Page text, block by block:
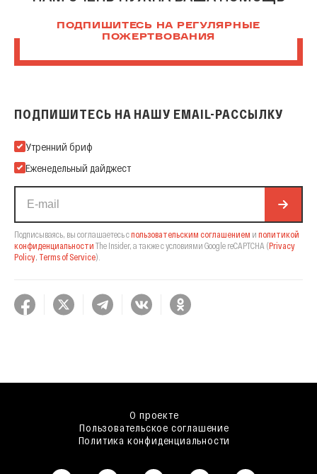
ПОДПИШИТЕСЬ НА РЕГУЛЯРНЫЕ
ПОЖЕРТВОВАНИЯ
ПОДПИШИТЕСЬ НА НАШУ EMAIL-РАССЫЛКУ
Подпишитесь на нашу Email-рассылку
Утренний бриф
Еженедельный дайджест
Подписываясь, вы соглашаетесь спользовательским соглашением и политикой
конфиденциальности The Insider, а также с условиями Google reCAPTCHA (Privacy
Policy, Terms of Service).
О проекте
Пользовательское соглашение
Политика конфиденциальности